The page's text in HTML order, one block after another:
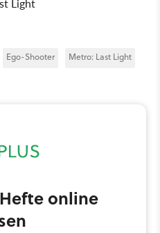
Ego-Shooter
Metro: Last Light
online